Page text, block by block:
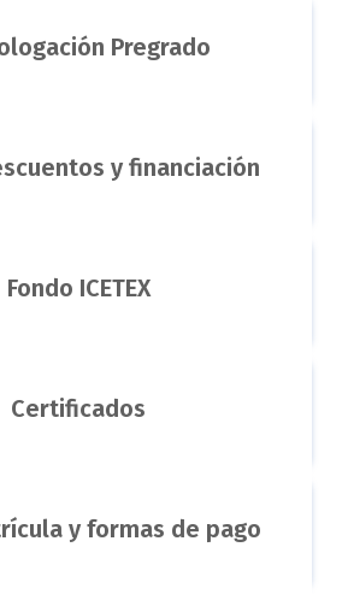
Pregrado
y financiación
Fondo ICETEX
Certificados
y formas de pago